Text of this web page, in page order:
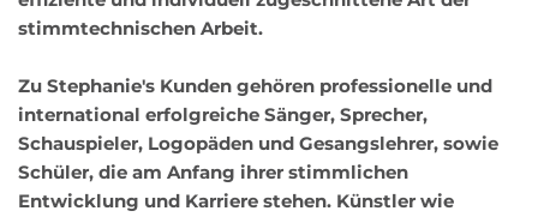
stimmtechnischen Arbeit.
Zu Stephanie's Kunden gehören professionelle und
international erfolgreiche Sänger, Sprecher,
Schauspieler, Logopäden und Gesangslehrer, sowie
Schüler, die am Anfang ihrer stimmlichen
Entwicklung und Karriere stehen. Künstler wie